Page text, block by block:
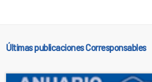
Últimas publicaciones Corresponsables